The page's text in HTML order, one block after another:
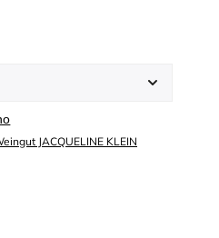
JACQUELINE KLEIN